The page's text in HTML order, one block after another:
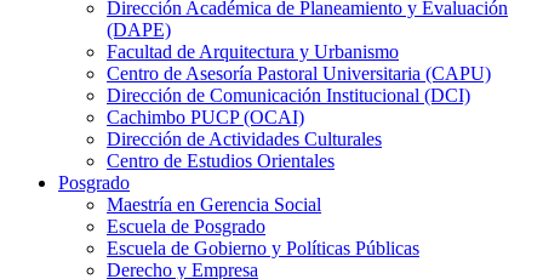
Dirección Académica de Planeamiento y Evaluación
(DAPE)
Facultad de Arquitectura y Urbanismo
Centro de Asesoría Pastoral Universitaria (CAPU)
Dirección de Comunicación Institucional (DCI)
Cachimbo PUCP (OCAI)
Dirección de Actividades Culturales
Centro de Estudios Orientales
Posgrado
Maestría en Gerencia Social
Escuela de Posgrado
Escuela de Gobierno y Políticas Públicas
Derecho y Empresa